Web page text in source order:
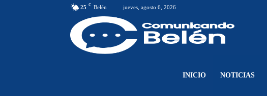
25 C Belén jueves, agosto 6, 2026
Belén
INICIO NOTICIAS